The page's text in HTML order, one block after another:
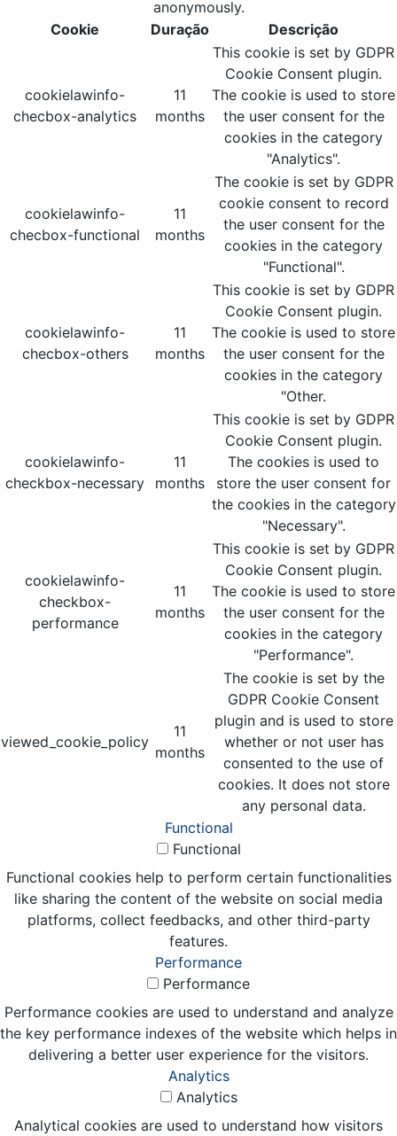
anonymously.
Cookie
Duração Descrição
cookielawinfo-
checbox-analytics
11
months
This cookie is set by GDPR
Cookie Consent plugin.
The cookie is used to store
the user consent for the
cookies in the category
"Analytics".
cookielawinfo-
checbox-functional
11
months
The cookie is set by GDPR
cookie consent to record
the user consent for the
cookies in the category
"Functional".
cookielawinfo-
checbox-others
11
months
This cookie is set by GDPR
Cookie Consent plugin.
The cookie is used to store
the user consent for the
cookies in the category
"Other.
cookielawinfo-
checkbox-necessary
11
months
This cookie is set by GDPR
Cookie Consent plugin.
The cookies is used to
store the user consent for
the cookies in the category
"Necessary".
cookielawinfo-
checkbox-
performance
11
months
This cookie is set by GDPR
Cookie Consent plugin.
The cookie is used to store
the user consent for the
cookies in the category
"Performance".
viewed_cookie_policy
11
months
The cookie is set by the
GDPR Cookie Consent
plugin and is used to store
whether or not user has
consented to the use of
cookies. It does not store
any personal data.
Functional
Functional
Functional cookies help to perform certain functionalities
like sharing the content of the website on social media
platforms, collect feedbacks, and other third-party
features.
Performance
Performance
Performance cookies are used to understand and analyze
the key performance indexes of the website which helps in
delivering a better user experience for the visitors.
Analytics
Analytics
Analytical cookies are used to understand how visitors